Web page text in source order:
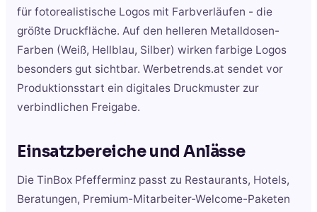
für fotorealistische Logos mit Farbverläufen - die
größte Druckfläche. Auf den helleren Metalldosen-
Farben (Weiß, Hellblau, Silber) wirken farbige Logos
besonders gut sichtbar. Werbetrends.at sendet vor
Produktionsstart ein digitales Druckmuster zur
verbindlichen Freigabe.
Einsatzbereiche und Anlässe
Die TinBox Pfefferminz passt zu Restaurants, Hotels,
Beratungen, Premium-Mitarbeiter-Welcome-Paketen